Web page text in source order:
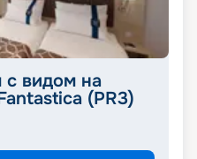
с видом на
(PR3)